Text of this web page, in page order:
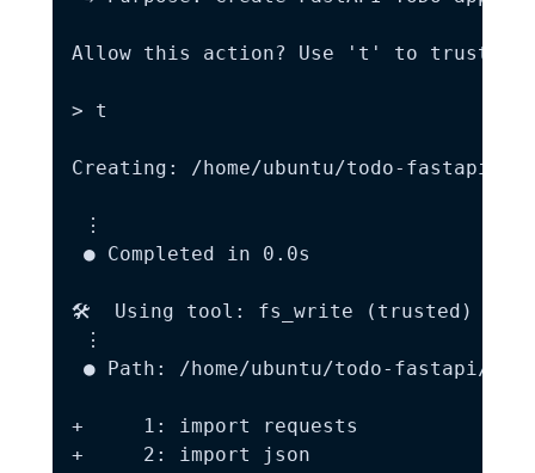
Allow this action? Use 't' to trust
> t
Creating: /home/ubuntu/todo-fastapi/
⋮
● Completed in 0.0s
🛠️  Using tool: fs_write (trusted)
⋮
● Path: /home/ubuntu/todo-fastapi/
+     1: import requests
+     2: import json